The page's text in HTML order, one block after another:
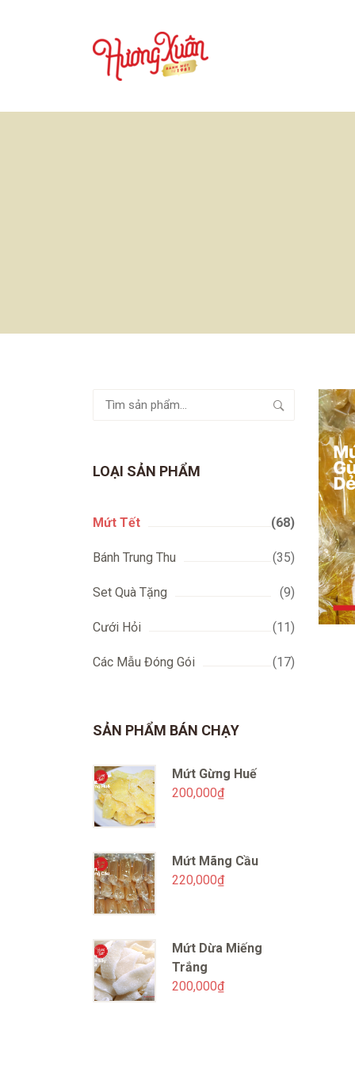
Tìm
LOẠI SẢN PHẨM
Mứt Tết (68)
Bánh Trung Thu (35)
Set Quà Tặng (9)
Cưới Hỏi (11)
Các Mẫu Đóng Gói (17)
SẢN PHẨM BÁN CHẠY
Mứt Gừng Huế
200,000₫
Mứt Mãng Cầu
220,000₫
Mứt Dừa Miếng
Trắng
200,000₫